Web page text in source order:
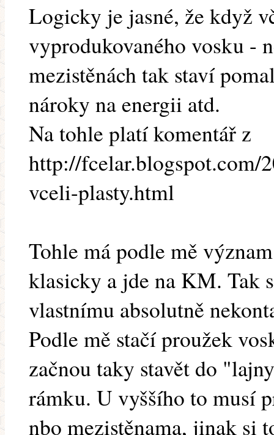
Logicky je jasné, že když
vyprodukovaného vosku -
mezistěnách tak staví
nároky na energii atd.
Na tohle platí komentář z
http://fcelar.blogspot.com/
vceli-plasty.html
Tohle má podle mě
klasicky a jde na KM. Tak
vlastnímu absolutně
Podle mě stačí proužek
začnou taky stavět do
rámku. U vyššího to musí
nbo mezistěnama, jinak si